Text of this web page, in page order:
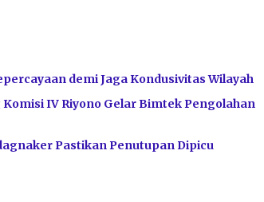
demi Jaga Kondusivitas Wilayah
IV Riyono Gelar Bimtek Pengolahan
Pastikan Penutupan Dipicu